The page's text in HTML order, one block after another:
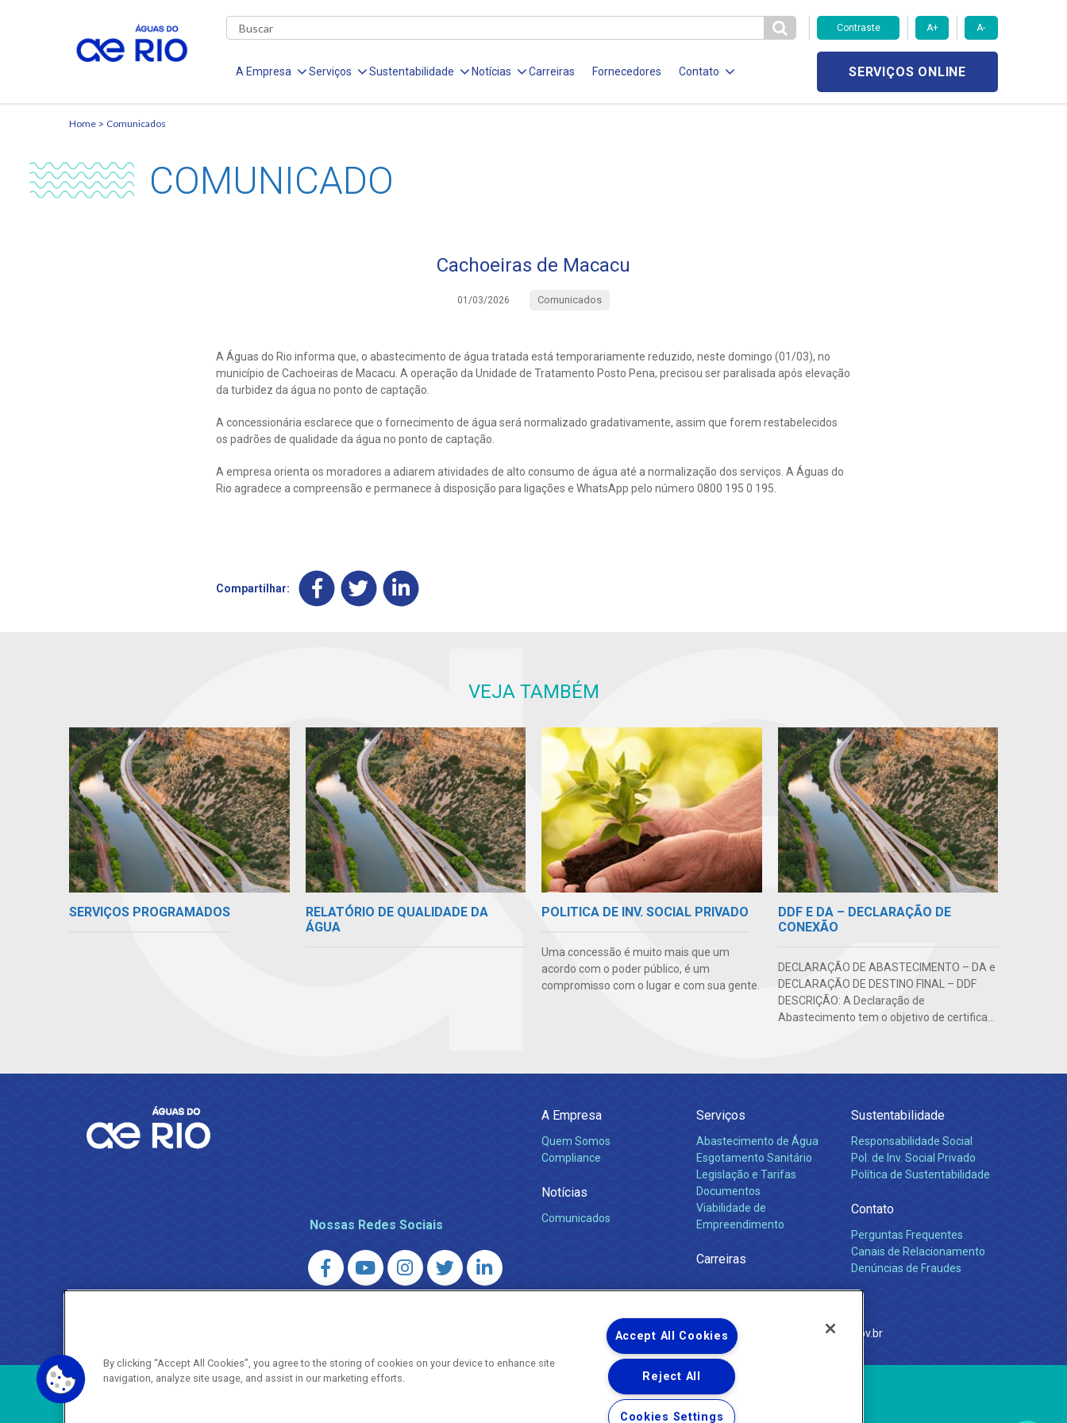
Contraste A+ A-
A Empresa Serviços Sustentabilidade Notícias Carreiras Fornecedores Contato SERVIÇOS ONLINE
Home Comunicados
COMUNICADO
Cachoeiras de Macacu
01/03/2026 Comunicados
A Águas do Rio informa que, o abastecimento de água tratada está temporariamente reduzido, neste domingo (01/03), no
município de Cachoeiras de Macacu. A operação da Unidade de Tratamento Posto Pena, precisou ser paralisada após elevação
da turbidez da água no ponto de captação.
A concessionária esclarece que o fornecimento de água será normalizado gradativamente, assim que forem restabelecidos
os padrões de qualidade da água no ponto de captação.
A empresa orienta os moradores a adiarem atividades de alto consumo de água até a normalização dos serviços. A Águas do
Rio agradece a compreensão e permanece à disposição para ligações e WhatsApp pelo número 0800 195 0 195.
Compartilhar:
VEJA TAMBÉM
SERVIÇOS PROGRAMADOS
RELATÓRIO DE QUALIDADE DA
ÁGUA
POLITICA DE INV. SOCIAL PRIVADO
Uma concessão é muito mais que um
acordo com o poder público, é um
compromisso com o lugar e com sua gente.
DDF E DA – DECLARAÇÃO DE
CONEXÃO
DECLARAÇÃO DE ABASTECIMENTO – DA e
DECLARAÇÃO DE DESTINO FINAL – DDF
DESCRIÇÃO: A Declaração de
Abastecimento tem o objetivo de certifica...
Nossas Redes Sociais
A Empresa
Quem Somos
Compliance
Notícias
Comunicados
Serviços
Abastecimento de Água
Esgotamento Sanitário
Legislação e Tarifas
Documentos
Viabilidade de
Empreendimento
Carreiras
Sustentabilidade
Responsabilidade Social
Pol. de Inv. Social Privado
Política de Sustentabilidade
Contato
Perguntas Frequentes
Canais de Relacionamento
Denúncias de Fraudes
AGENERSA – Agência Reguladora de Energia e Saneamento do Estado do Rio de Janeiro
ouvidoria.agenersa@gmail.com http://www.agenersa.rj.gov.br
Copyright ® 2026 - Todos os Direitos Reservados.
By clicking “Accept All Cookies”, you agree to the storing of cookies on your device to enhance site
navigation, analyze site usage, and assist in our marketing efforts.
Accept All Cookies
Reject All
Cookies Settings